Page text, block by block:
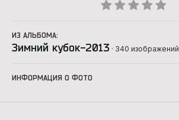
ИЗ АЛЬБОМА:
Зимний кубок-2013 · 340 изображений
ИНФОРМАЦИЯ О ФОТО